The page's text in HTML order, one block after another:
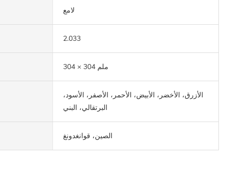
لامع
2.033
304 × 304 ملم
الأزرق، الأخضر، الأبيض، الأحمر، الأصفر، الأسود،
البرتقالي، البني
الصين، قوانغدونغ